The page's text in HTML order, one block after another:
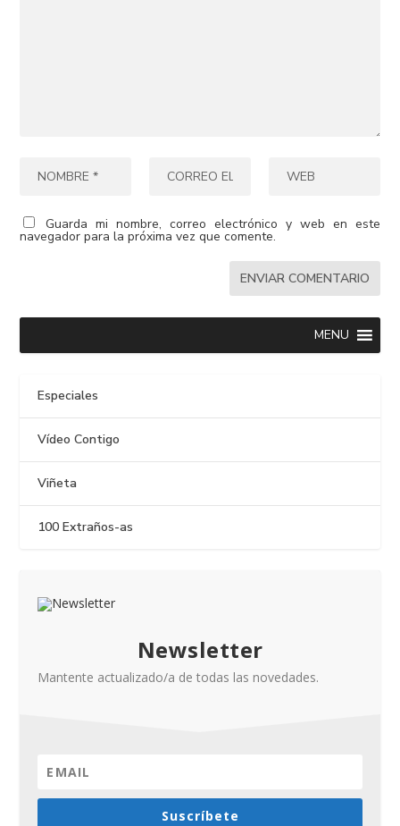
Guarda mi nombre, correo electrónico y web en este
navegador para la próxima vez que comente.
MENU
Especiales
Vídeo Contigo
Viñeta
100 Extraños-as
Newsletter
Mantente actualizado/a de todas las novedades.
Suscríbete